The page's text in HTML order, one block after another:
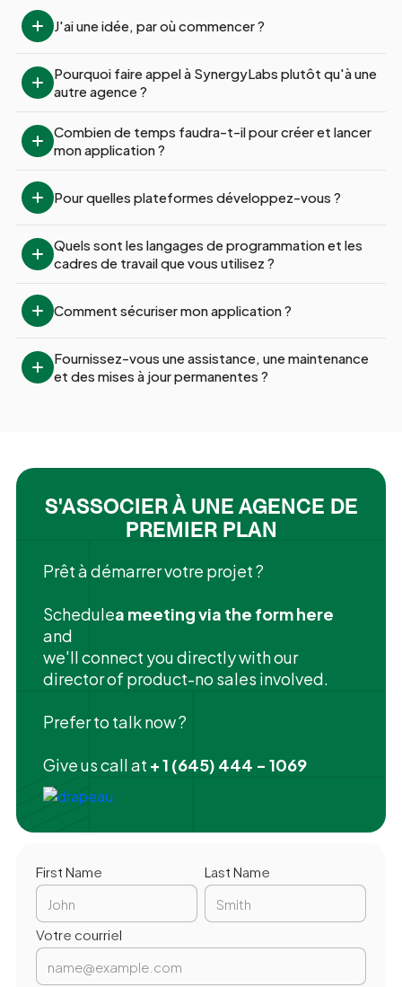
J'ai une idée, par où commencer ?
Pourquoi faire appel à SynergyLabs plutôt qu'à une
autre agence ?
Combien de temps faudra-t-il pour créer et lancer
mon application ?
Pour quelles plateformes développez-vous ?
Quels sont les langages de programmation et les
cadres de travail que vous utilisez ?
Comment sécuriser mon application ?
Fournissez-vous une assistance, une maintenance
et des mises à jour permanentes ?
S'ASSOCIER À UNE AGENCE DE
PREMIER PLAN
Prêt à démarrer votre projet ?
‍Schedulea meeting via the form here
and
we'll connect you directly with our
director of product-no sales involved.
Prefer to talk now ?
Give us call at + 1 (645) 444 - 1069
First Name Last Name
Votre courriel